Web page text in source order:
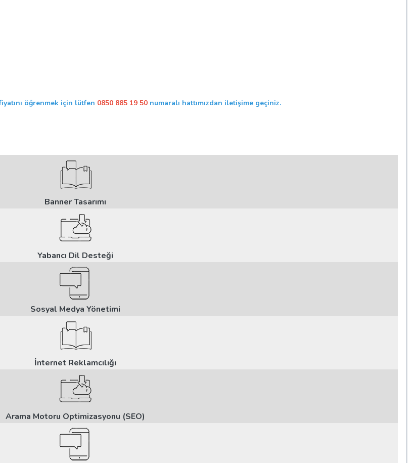
öğrenmek için lütfen 0850 885 19 50 numaralı hattımızdan iletişime geçiniz.
Banner Tasarımı
Yabancı Dil Desteği
Sosyal Medya Yönetimi
İnternet Reklamcılığı
Arama Motoru Optimizasyonu (SEO)